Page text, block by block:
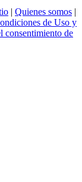
| Quienes somos |
de Uso y
consentimiento de